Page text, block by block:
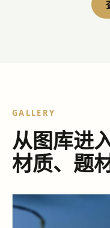
GALLERY
从图库进
材质、题